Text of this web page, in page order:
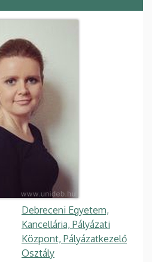
Debreceni Egyetem,
Kancellária, Pályázati
Központ, Pályázatkezelő
Osztály